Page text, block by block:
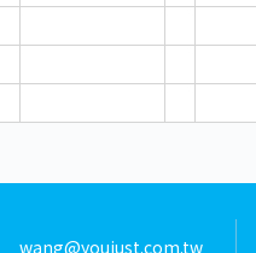
wang@youjust.com.tw